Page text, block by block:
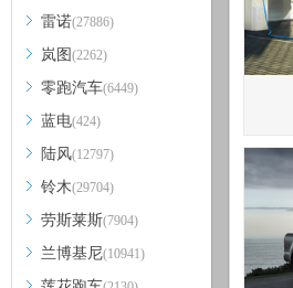
雷诺(27886)
岚图 (2262)
零跑汽车(6449)
蓝电(424)
陆风(12797)
铃木(29704)
劳斯莱斯(7904)
兰博基尼(10941)